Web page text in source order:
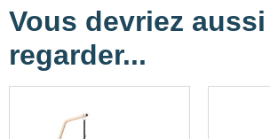
Vous devriez aussi
regarder...